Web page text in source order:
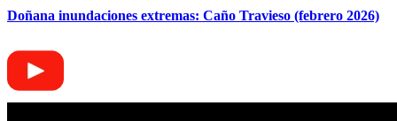
Doñana inundaciones extremas: Caño Travieso (febrero 2026)